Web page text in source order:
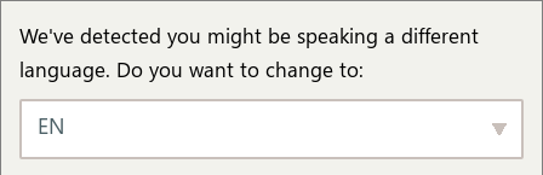
We've detected you might be speaking a different
language. Do you want to change to:
EN